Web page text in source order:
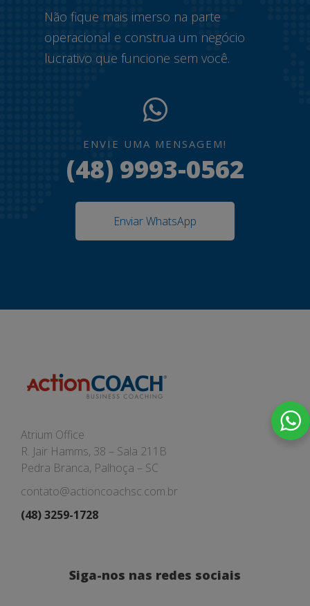
Não fique mais imerso na parte
operacional e construa um negócio
lucrativo que funcione sem você.
ENVIE UMA MENSAGEM!
(48) 9993-0562
Enviar WhatsApp
Atrium Office
R. Jair Hamms, 38 – Sala 211B
Pedra Branca, Palhoça – SC
contato@actioncoachsc.com.br
(48) 3259-1728
Siga-nos nas redes sociais